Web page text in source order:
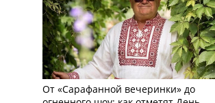
От «Сарафанной вечеринки» до